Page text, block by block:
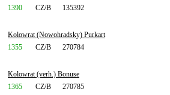
1390
CZ/B 135392
Kolowrat (Nowohradsky) Purkart
1355
CZ/B 270784
Kolowrat (verh.) Bonuse
1365
CZ/B 270785